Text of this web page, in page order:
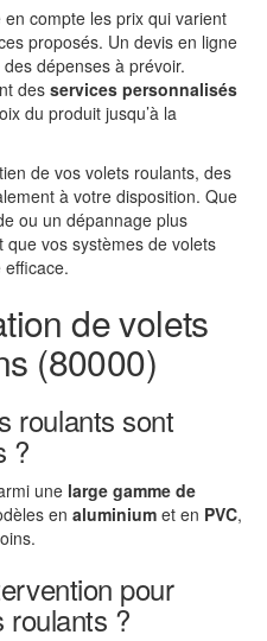
compte les prix qui varient
proposés. Un devis en ligne
dépenses à prévoir.
des services personnalisés
du produit jusqu’à la
de vos volets roulants, des
à votre disposition. Que
ou un dépannage plus
que vos systèmes de volets
de volets
(80000)
roulants sont
?
une large gamme de
en aluminium et en PVC,
pour
roulants ?